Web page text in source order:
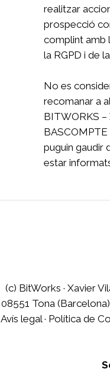
realitzar
prospecció
complint amb
la RGPD i de
No es
recomanar a
BITWORKS –
puguin gaudir
estar
(c) BitWorks · Xavier
08551 Tona
Avís legal· Política de